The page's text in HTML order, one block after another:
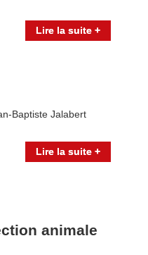
Lire la suite +
Baptiste Jalabert
Lire la suite +
animale